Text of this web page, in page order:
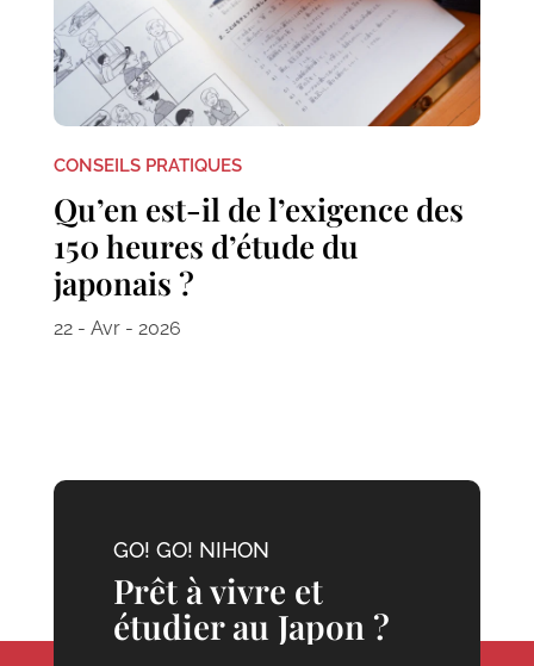
CONSEILS PRATIQUES
Qu’en est-il de l’exigence des
150 heures d’étude du
japonais ?
22 - Avr - 2026
GO! GO! NIHON
Prêt à vivre et
étudier au Japon ?